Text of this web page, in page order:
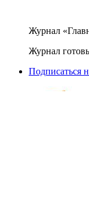
Журнал
Журнал
Подписаться